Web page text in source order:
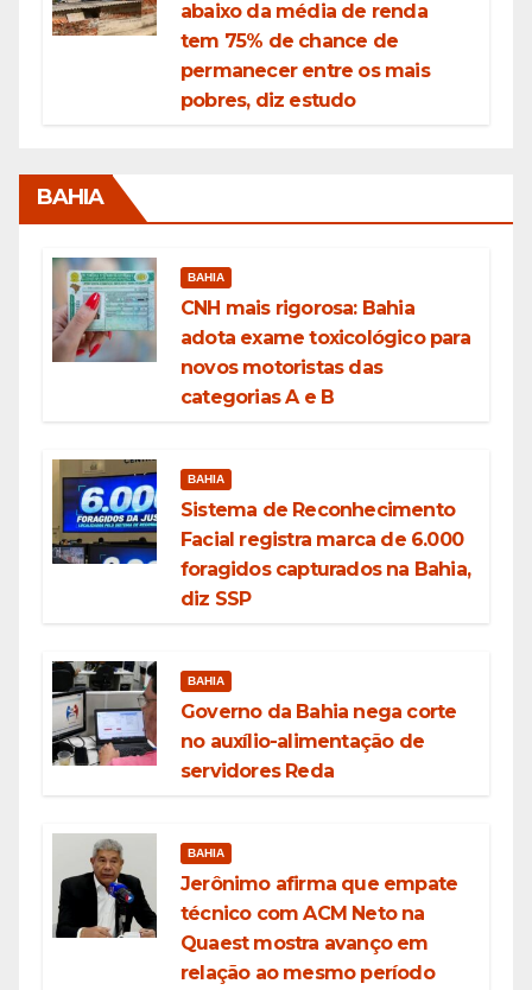
abaixo da média de renda
tem 75% de chance de
permanecer entre os mais
pobres, diz estudo
BAHIA
BAHIA
CNH mais rigorosa: Bahia
adota exame toxicológico para
novos motoristas das
categorias A e B
BAHIA
Sistema de Reconhecimento
Facial registra marca de 6.000
foragidos capturados na Bahia,
diz SSP
BAHIA
Governo da Bahia nega corte
no auxílio-alimentação de
servidores Reda
BAHIA
Jerônimo afirma que empate
técnico com ACM Neto na
Quaest mostra avanço em
relação ao mesmo período